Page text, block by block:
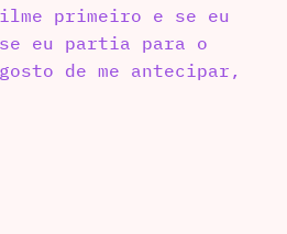
primeiro e se eu
eu partia para o
de me antecipar,